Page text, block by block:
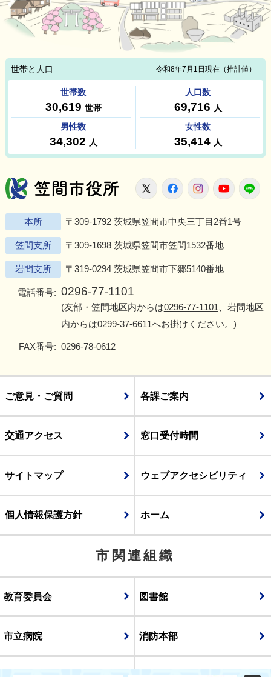
笠間市役所
X FacebookInstagram
本所 〒309-1792 茨城県笠間市中央三丁目2番1号
笠間支所 〒309-1698 茨城県笠間市笠間1532番地
岩間支所 〒319-0294 茨城県笠間市下郷5140番地
電話番号: 0296-77-1101
(友部・笠間地区内からは0296-77-1101 、岩間地区
内からは0299-37-6611へお掛けください。)
FAX番号: 0296-78-0612
ご意見・ご質問 各課ご案内
交通アクセス 窓口受付時間
サイトマップ ウェブアクセシビリティ
個人情報保護方針 ホーム
市関連組織
教育委員会 図書館
市立病院 消防本部